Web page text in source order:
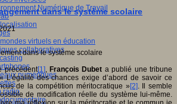
Numérique de Travail
virtuels en éducation
collaboratives
numériques
radio
dans le système scolaire
précédent[1], François Dubet a publié une tribune
L’égalité des chances exige d’abord de savoir ce
de la compétition méritocratique » [2]. Il semble
de modification réelle du système lui-même.